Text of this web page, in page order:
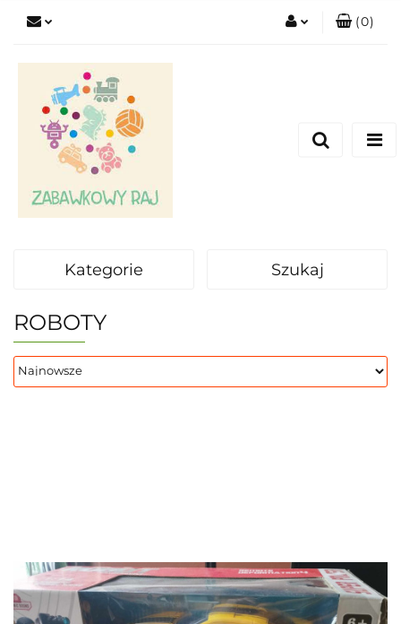
(0)
Kategorie Szukaj
ROBOTY